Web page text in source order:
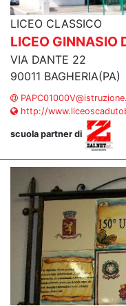
LICEO CLASSICO
LICEO GINNASIO
VIA DANTE 22
90011 BAGHERIA(PA)
http://
scuola partner di